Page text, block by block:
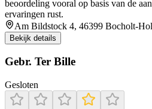
beoordeling vooral op basis van de
ervaringen rust.
Am Bildstock 4, 46399 Bocholt-
Bekijk details
Gebr. Ter Bille
Gesloten